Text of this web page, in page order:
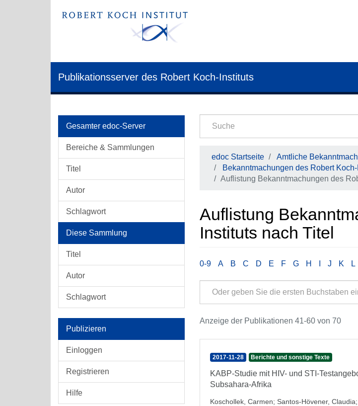
Publikationsserver des Robert Koch-Instituts
Gesamter edoc-Server
Bereiche & Sammlungen
Titel
Autor
Schlagwort
Diese Sammlung
Titel
Autor
Schlagwort
Publizieren
Einloggen
Registrieren
Hilfe
edoc Startseite
Amtliche
Bekanntmachungen des Robert
Auflistung Bekanntmachungen des
Auflistung
Instituts nach Titel
0-9 A B C D E F G H J K L
Anzeige der Publikationen 41-60 von 70
2017-11-28 Berichte und sonstige Texte
KABP-Studie mit HIV- und STI-
Subsahara-Afrika
Koschollek, Carmen; Santos-Hövener, Claudia;